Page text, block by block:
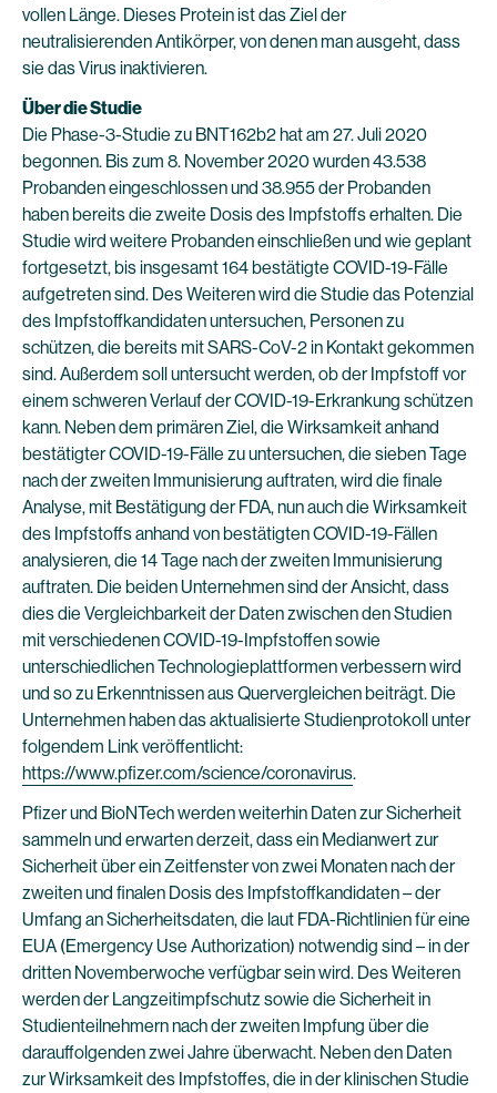
vollen Länge. Dieses Protein ist das Ziel der
neutralisierenden Antikörper, von denen man ausgeht, dass
sie das Virus inaktivieren.
Über die Studie
Die Phase-3-Studie zu BNT162b2 hat am 27. Juli 2020
begonnen. Bis zum 8. November 2020 wurden 43.538
Probanden eingeschlossen und 38.955 der Probanden
haben bereits die zweite Dosis des Impfstoffs erhalten. Die
Studie wird weitere Probanden einschließen und wie geplant
fortgesetzt, bis insgesamt 164 bestätigte COVID-19-Fälle
aufgetreten sind. Des Weiteren wird die Studie das Potenzial
des Impfstoffkandidaten untersuchen, Personen zu
schützen, die bereits mit SARS-CoV-2 in Kontakt gekommen
sind. Außerdem soll untersucht werden, ob der Impfstoff vor
einem schweren Verlauf der COVID-19-Erkrankung schützen
kann. Neben dem primären Ziel, die Wirksamkeit anhand
bestätigter COVID-19-Fälle zu untersuchen, die sieben Tage
nach der zweiten Immunisierung auftraten, wird die finale
Analyse, mit Bestätigung der FDA, nun auch die Wirksamkeit
des Impfstoffs anhand von bestätigten COVID-19-Fällen
analysieren, die 14 Tage nach der zweiten Immunisierung
auftraten. Die beiden Unternehmen sind der Ansicht, dass
dies die Vergleichbarkeit der Daten zwischen den Studien
mit verschiedenen COVID-19-Impfstoffen sowie
unterschiedlichen Technologieplattformen verbessern wird
und so zu Erkenntnissen aus Quervergleichen beiträgt. Die
Unternehmen haben das aktualisierte Studienprotokoll unter
folgendem Link veröffentlicht:
https://www.pfizer.com/science/coronavirus.
Pfizer und BioNTech werden weiterhin Daten zur Sicherheit
sammeln und erwarten derzeit, dass ein Medianwert zur
Sicherheit über ein Zeitfenster von zwei Monaten nach der
zweiten und finalen Dosis des Impfstoffkandidaten – der
Umfang an Sicherheitsdaten, die laut FDA-Richtlinien für eine
EUA (Emergency Use Authorization) notwendig sind – in der
dritten Novemberwoche verfügbar sein wird. Des Weiteren
werden der Langzeitimpfschutz sowie die Sicherheit in
Studienteilnehmern nach der zweiten Impfung über die
darauffolgenden zwei Jahre überwacht. Neben den Daten
zur Wirksamkeit des Impfstoffes, die in der klinischen Studie